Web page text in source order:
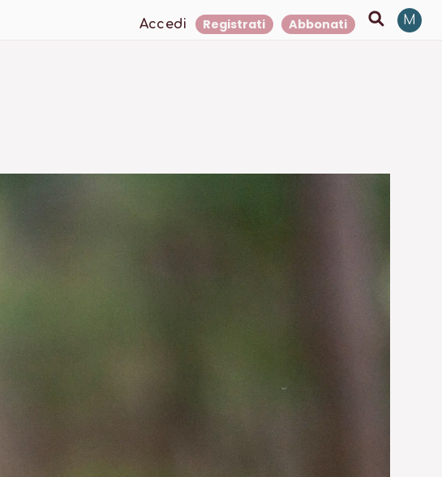
Accedi Registrati Abbonati M